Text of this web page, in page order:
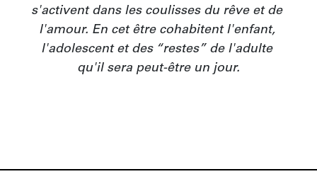
s'activent dans les coulisses du rêve et de
l'amour. En cet être cohabitent l'enfant,
l'adolescent et des “restes” de l'adulte
qu'il sera peut-être un jour.